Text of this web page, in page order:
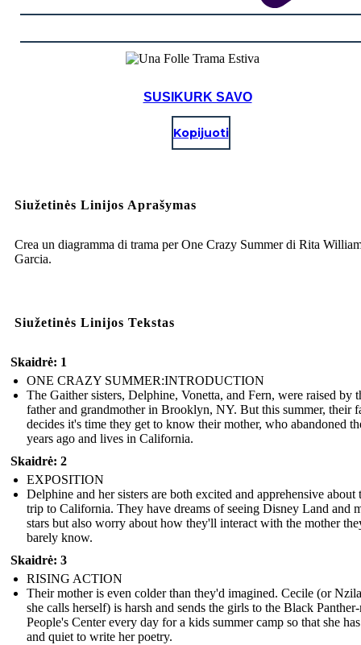
SUSIKURK SAVO
Kopijuoti
Siužetinės Linijos Aprašymas
Crea un diagramma di trama per One Crazy Summer di Rita
Garcia.
Siužetinės Linijos Tekstas
Skaidrė: 1
ONE CRAZY SUMMER:INTRODUCTION
The Gaither sisters, Delphine, Vonetta, and Fern, were raised by
father and grandmother in Brooklyn, NY. But this summer, their
decides it's time they get to know their mother, who abandoned
years ago and lives in California.
Skaidrė: 2
EXPOSITION
Delphine and her sisters are both excited and apprehensive about
trip to California. They have dreams of seeing Disney Land and
stars but also worry about how they'll interact with the mother
barely know.
Skaidrė: 3
RISING ACTION
Their mother is even colder than they'd imagined. Cecile (or
she calls herself) is harsh and sends the girls to the Black
People's Center every day for a kids summer camp so that she
and quiet to write her poetry.